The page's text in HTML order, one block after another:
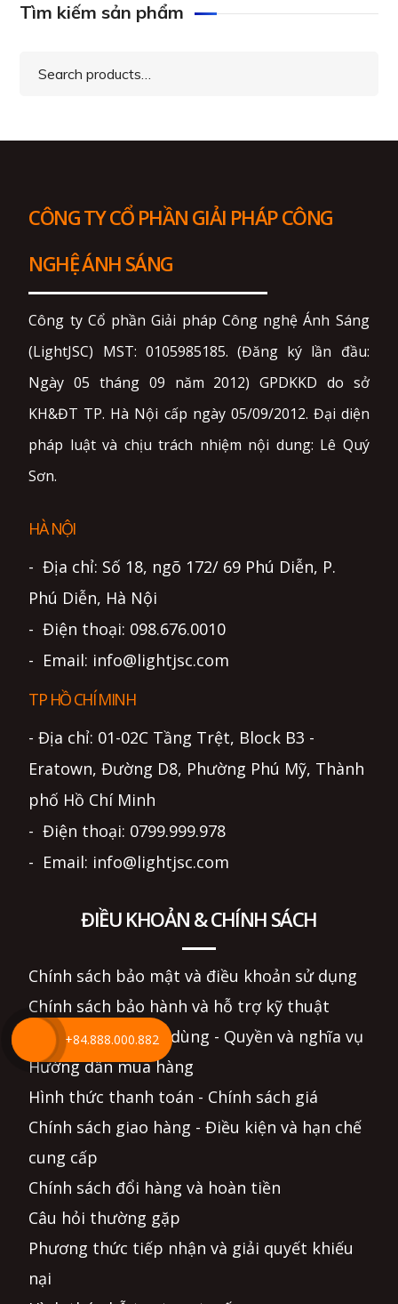
Tìm kiếm sản phẩm
Search
CÔNG TY CỔ PHẦN GIẢI PHÁP CÔNG
NGHỆ ÁNH SÁNG
Công ty Cổ phần Giải pháp Công nghệ Ánh Sáng
(LightJSC) MST: 0105985185. (Đăng ký lần đầu:
Ngày 05 tháng 09 năm 2012) GPDKKD do sở
KH&ĐT TP. Hà Nội cấp ngày 05/09/2012. Đại diện
pháp luật và chịu trách nhiệm nội dung: Lê Quý
Sơn.
HÀ NỘI
- Địa chỉ: Số 18, ngõ 172/ 69 Phú Diễn, P.
Phú Diễn, Hà Nội
- Điện thoại: 098.676.0010
- Email: info@lightjsc.com
TP HỒ CHÍ MINH
- Địa chỉ: 01-02C Tầng Trệt, Block B3 -
Eratown, Đường D8, Phường Phú Mỹ, Thành
phố Hồ Chí Minh
- Điện thoại: 0799.999.978
- Email: info@lightjsc.com
ĐIỀU KHOẢN & CHÍNH SÁCH
Chính sách bảo mật và điều khoản sử dụng
Chính sách bảo hành và hỗ trợ kỹ thuật
Thỏa thuận người dùng - Quyền và nghĩa vụ
Hướng dẫn mua hàng
Hình thức thanh toán - Chính sách giá
Chính sách giao hàng - Điều kiện và hạn chế
cung cấp
Chính sách đổi hàng và hoàn tiền
Câu hỏi thường gặp
Phương thức tiếp nhận và giải quyết khiếu
nại
+84.888.000.882